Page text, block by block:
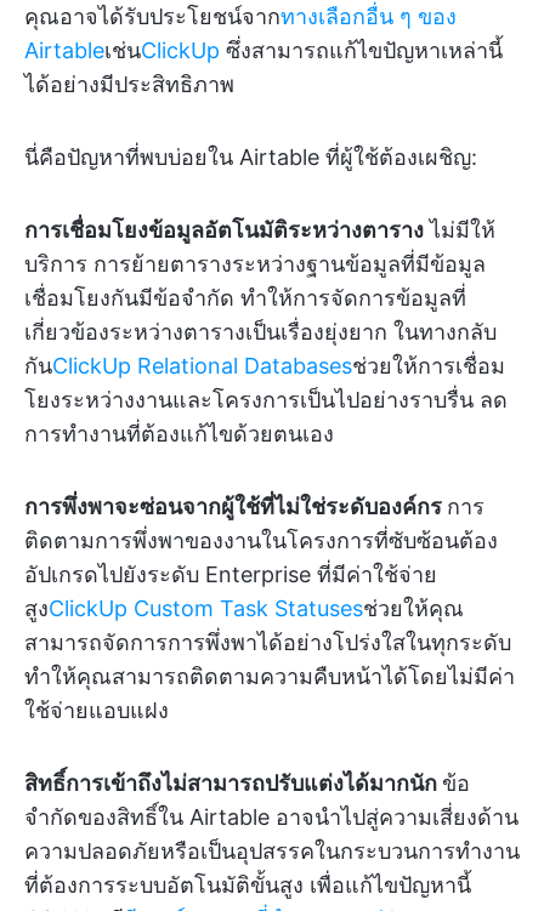
คุณอาจได้รับประโยชน์จากทางเลือกอื่น ๆ ของ
Airtableเช่นClickUp ซึ่งสามารถแก้ไขปัญหาเหล่านี้
ได้อย่างมีประสิทธิภาพ
นี่คือปัญหาที่พบบ่อยใน Airtable ที่ผู้ใช้ต้องเผชิญ:
การเชื่อมโยงข้อมูลอัตโนมัติระหว่างตารางไม่มีให้
บริการ การย้ายตารางระหว่างฐานข้อมูลที่มีข้อมูล
เชื่อมโยงกันมีข้อจำกัด ทำให้การจัดการข้อมูลที่
เกี่ยวข้องระหว่างตารางเป็นเรื่องยุ่งยาก ในทางกลับ
กันClickUp Relational Databasesช่วยให้การเชื่อม
โยงระหว่างงานและโครงการเป็นไปอย่างราบรื่น ลด
การทำงานที่ต้องแก้ไขด้วยตนเอง
การพึ่งพาจะซ่อนจากผู้ใช้ที่ไม่ใช่ระดับองค์กร การ
ติดตามการพึ่งพาของงานในโครงการที่ซับซ้อนต้อง
อัปเกรดไปยังระดับ Enterprise ที่มีค่าใช้จ่าย
สูงClickUp Custom Task Statusesช่วยให้คุณ
สามารถจัดการการพึ่งพาได้อย่างโปร่งใสในทุกระดับ
ทำให้คุณสามารถติดตามความคืบหน้าได้โดยไม่มีค่า
ใช้จ่ายแอบแฝง
สิทธิ์การเข้าถึงไม่สามารถปรับแต่งได้มากนัก ข้อ
จำกัดของสิทธิ์ใน Airtable อาจนำไปสู่ความเสี่ยงด้าน
ความปลอดภัยหรือเป็นอุปสรรคในกระบวนการทำงาน
ที่ต้องการระบบอัตโนมัติขั้นสูง เพื่อแก้ไขปัญหานี้